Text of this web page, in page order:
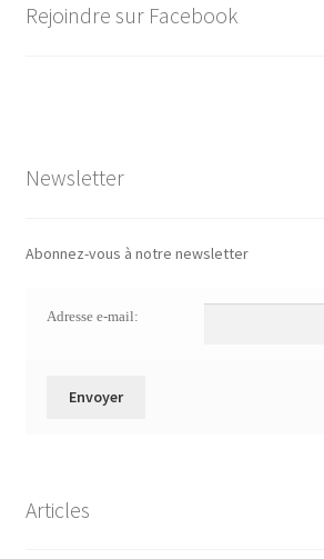
Rejoindre sur Facebook
Newsletter
Abonnez-vous à notre newsletter
Adresse e-mail:
Articles